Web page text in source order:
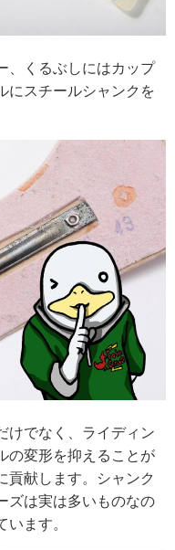
、くるぶしにはカップ
にスチールシャンクを
けでなく、ライディン
の変形を抑えることが
貢献します。シャンク
ズは実は多いものなの
ます。